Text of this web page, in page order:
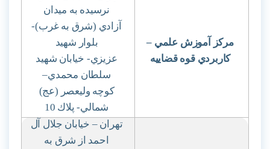
مركز آموزش علمي –
كاربردي قوه قضاييه
نرسيده به ميدان
آزادي (شرق به غرب)-
بلوار شهيد
عزيزي- خيابان شهيد
سلطان محمدي–
كوچه وليعصر (عج)
شمالي- پلاك 10
تهران – خيابان جلال آل
احمد از شرق به